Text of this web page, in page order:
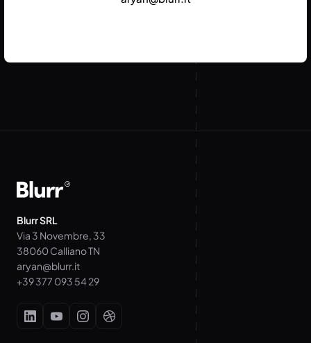
Blurr SRL
Via 3 Novembre, 33
38060 Calliano TN
aryan@blurr.it
+39 377 093 54 29